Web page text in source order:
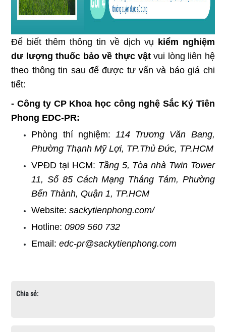
Để biết thêm thông tin về dịch vụ kiểm nghiệm
dư lượngthuốc bảo về thực vậtvui lòng liên hệ
theo thông tin sau để được tư vấn và báo giá chi
tiết:
- Công ty CP Khoa học công nghệ Sắc Ký Tiên
Phong EDC-PR:
Phòng thí nghiệm:114 Trương Văn Bang,
Phường Thạnh Mỹ Lợi, TP.Thủ Đức, TP.HCM
VPĐD tại HCM: Tầng 5, Tòa nhà Twin Tower
11, Số 85 Cách Mạng Tháng Tám, Phường
Bến Thành, Quận 1, TP.HCM
Website:sackytienphong.com/
Hotline:0909 560 732
Email:edc-pr@sackytienphong.com
Chia sẻ: